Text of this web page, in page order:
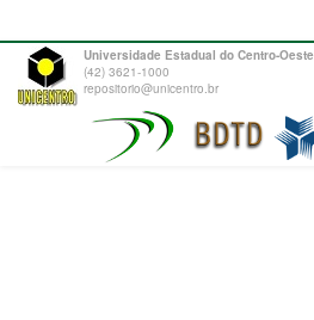
Universidade Estadual do Centro-Oeste
(42) 3621-1000
repositorio@unicentro.br